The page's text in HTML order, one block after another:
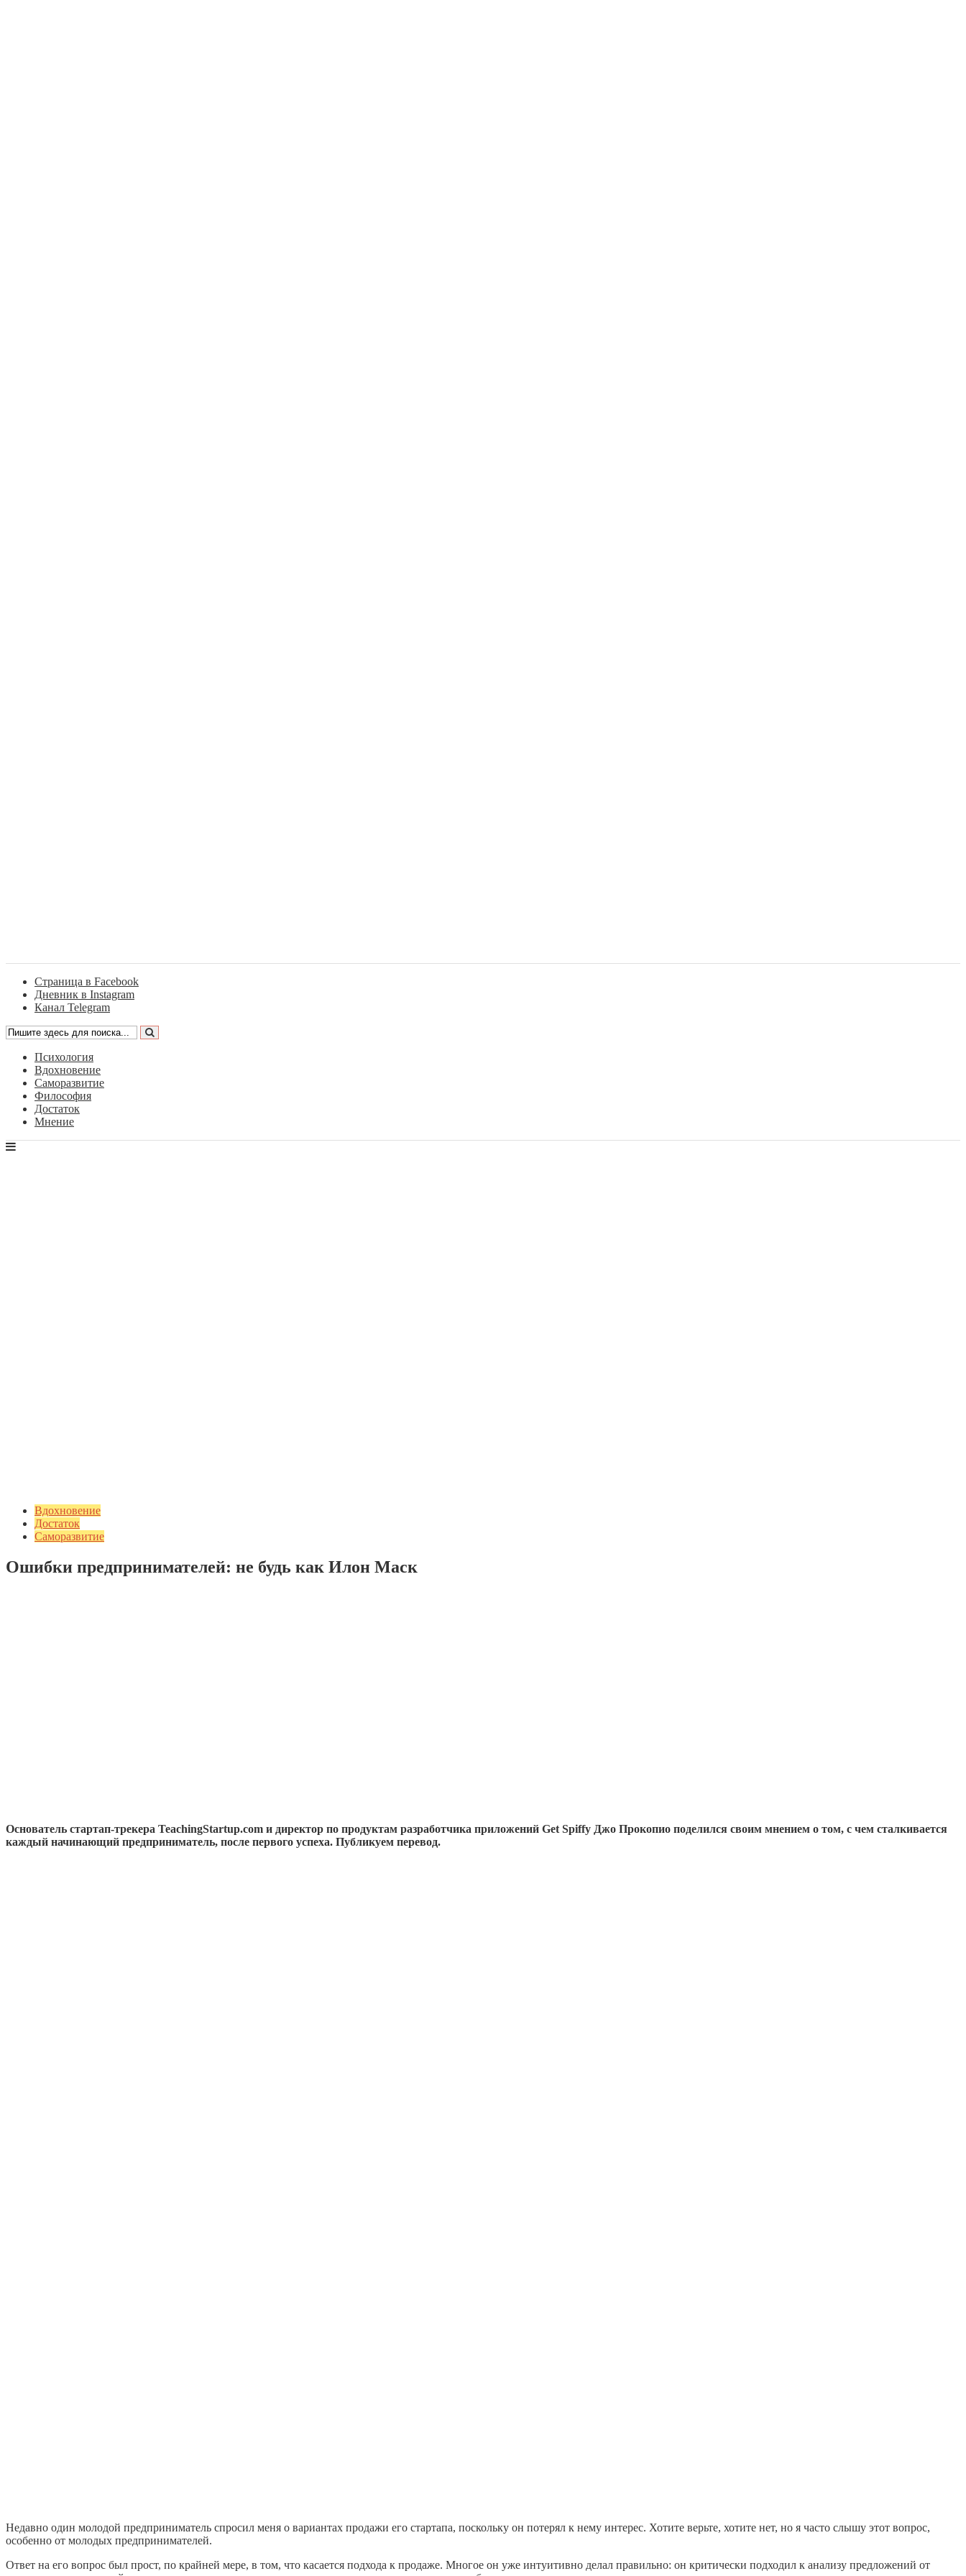
Страница в Facebook
Дневник в Instagram
Канал Telegram
Психология
Вдохновение
Саморазвитие
Философия
Достаток
Мнение
Вдохновение
Достаток
Саморазвитие
Ошибки предпринимателей: не будь как Илон Маск
Основатель стартап-трекера TeachingStartup.com и директор по продуктам разработчика приложений Get Spiffy Джо Прокопио поделился своим мнением о том, с чем сталкивается
каждый начинающий предприниматель, после первого успеха. Публикуем перевод.
Недавно один молодой предприниматель спросил меня о вариантах продажи его стартапа, поскольку он потерял к нему интерес. Хотите верьте, хотите нет, но я часто слышу этот вопрос,
особенно от молодых предпринимателей.
Ответ на его вопрос был прост, по крайней мере, в том, что касается подхода к продаже. Многое он уже интуитивно делал правильно: он критически подходил к анализу предложений от